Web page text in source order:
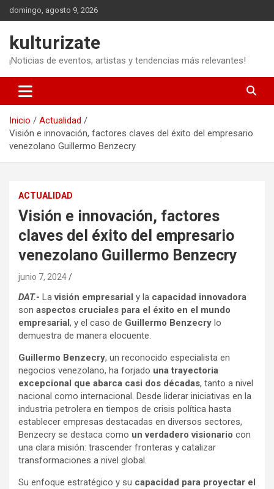
Saltar
al
domingo, agosto 9, 2026
kulturizate
¡Noticias de eventos, artistas y tendencias más relevantes!
Inicio
Actualidad
Visión e innovación, factores claves del éxito del empresario
venezolano Guillermo Benzecry
ACTUALIDAD
Visión e innovación, factores
claves del éxito del empresario
venezolano Guillermo Benzecry
junio 7, 2024
DAT.- Lavisión empresarial y la capacidad innovadora
son aspectos cruciales para el éxito en el mundo
empresarial, y el caso de Guillermo Benzecry lo
demuestra de manera elocuente.
Guillermo Benzecry, un reconocido especialista en
negocios venezolano, ha forjado una trayectoria
excepcional que abarca casi dos décadas, tanto a nivel
nacional como internacional. Desde liderar iniciativas en la
industria petrolera en tiempos de crisis política hasta
establecer empresas destacadas en diversos sectores,
Benzecry se destaca como un verdadero visionario con
una clara misión: trascender fronteras y catalizar
transformaciones a nivel global.
Su enfoque estratégico y su capacidad para proyectar el